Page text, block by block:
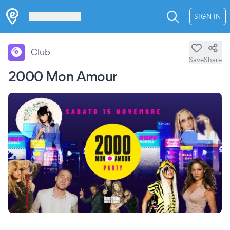
SIGN IN
2000 Mon Amour
Club
SaveShare